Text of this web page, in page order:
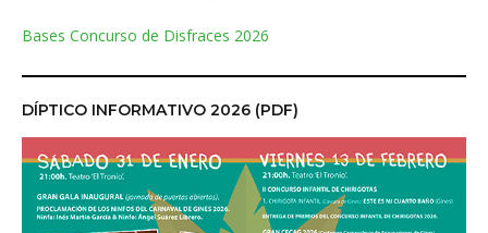
Bases Concurso de Disfraces 2026
DÍPTICO INFORMATIVO 2026 (PDF)